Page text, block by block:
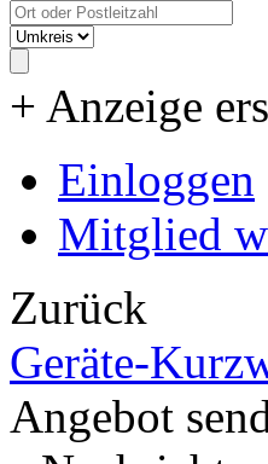
+ Anzeige
Einloggen
Mitglied
Zurück
Geräte-
Angebot